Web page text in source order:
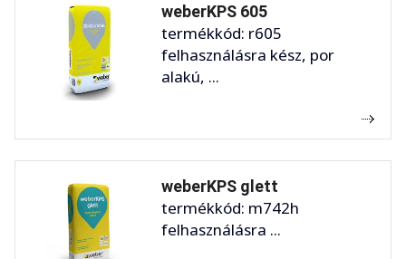
weberKPS 605
termékkód: r605
felhasználásra kész, por
alakú, ...
weberKPS glett
termékkód: m742h
felhasználásra ...